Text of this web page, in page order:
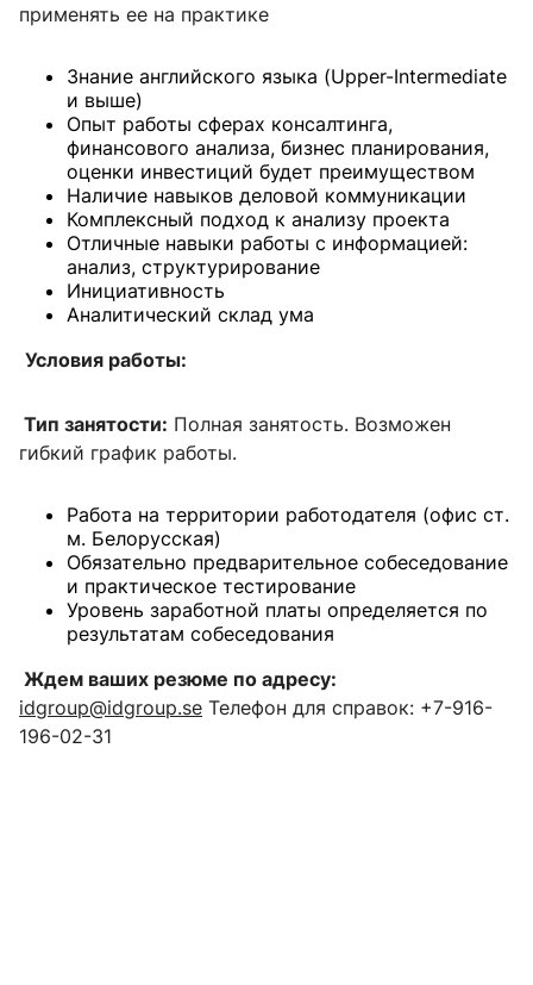
применять ее на практике
Знание английского языка (Upper-Intermediate
и выше)
Опыт работы сферах консалтинга,
финансового анализа, бизнес планирования,
оценки инвестиций будет преимуществом
Наличие навыков деловой коммуникации
Комплексный подход к анализу проекта
Отличные навыки работы с информацией:
анализ, структурирование
Инициативность
Аналитический склад ума
Условия работы:
Тип занятости: Полная занятость. Возможен
гибкий график работы.
Работа на территории работодателя (офис ст.
м. Белорусская)
Обязательно предварительное собеседование
и практическое тестирование
Уровень заработной платы определяется по
результатам собеседования
Ждем ваших резюме по адресу:
idgroup@idgroup.se Телефон для справок: +7-916-
196-02-31